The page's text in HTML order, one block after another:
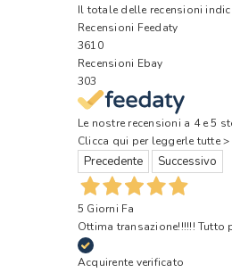
Il totale delle recensioni
Recensioni Feedaty
3610
Recensioni Ebay
303
Le nostre recensioni a 4 e 5
Clicca qui per leggerle tutte >
Precedente Successivo
5 Giorni Fa
Ottima transazione!!!!!!
Acquirente verificato